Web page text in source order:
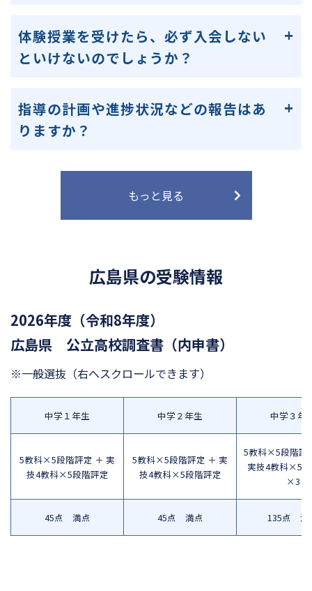
体験授業を受けたら、必ず入会しない
といけないのでしょうか？
指導の計画や進捗状況などの報告はあ
りますか？
もっと見る
広島県の受験情報
2026年度（令和8年度）
広島県 公立高校調査書（内申書）
※一般選抜 （右へスクロールできます）
中学１年生
5教科×5段階評定 ＋ 実
技4教科×5段階評定
45点 満点
中学２年生
5教科×5段階評定 ＋ 実
技4教科×5段階評定
45点 満点
中学３年
5教科×5段階評
実技4教科×5
×3
135点 満